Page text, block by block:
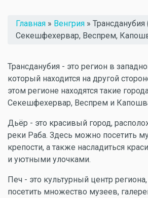
Вы здесь
Главная » Венгрия »
Секешфехервар, Веспрем,
Трансданубия - это регион в
который находится на другой
этом регионе находятся такие
Секешфехервар, Веспрем и
Дьёр - это красивый город,
реки Раба. Здесь можно посетить
крепости, а также насладиться
и уютными улочками.
Печ - это культурный центр
посетить множество музеев,